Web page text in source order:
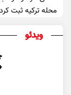
محله ترکیه ثبت کرد
ویدئو